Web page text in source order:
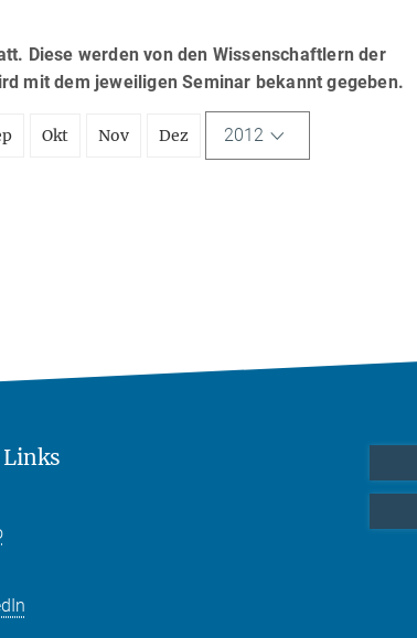
Diese werden von den Wissenschaftlern der
mit dem jeweiligen Seminar bekannt gegeben.
Okt Nov Dez 2012